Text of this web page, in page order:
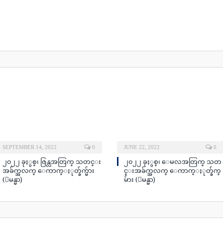
SEPTEMBER 14, 2022 0
၂၀၂၂ ခုႏွစ္၊ ဇြန္လအတြက္ သတင္း
အခ်က္အလက္ ေကာက္ႏုတ္ခ်က္မ်ား
(ျမန္မာ)
JUNE 22, 2022 0
၂၀၂၂ ခုႏွစ္၊ ေမလအတြက္ သတ
င္းအခ်က္အလက္ ေကာက္ႏုတ္ခ်က္
မ်ား (ျမန္မာ)